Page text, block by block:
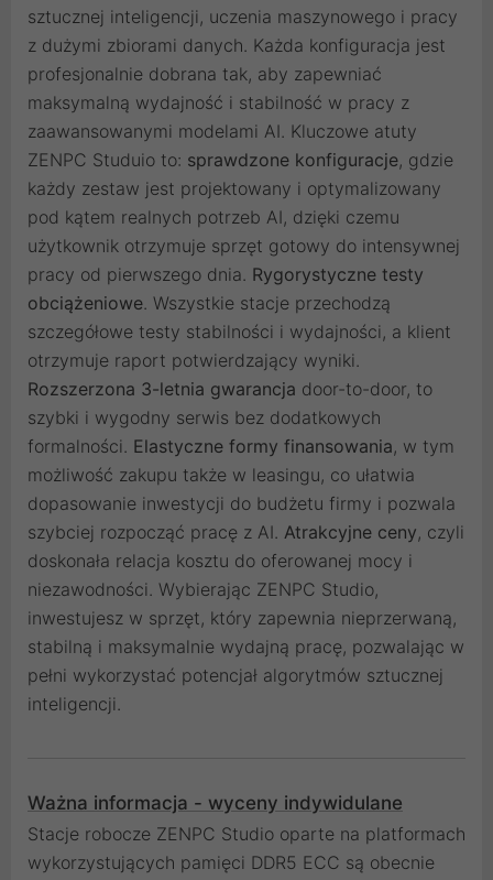
sztucznej inteligencji, uczenia maszynowego i pracy
z dużymi zbiorami danych. Każda konfiguracja jest
profesjonalnie dobrana tak, aby zapewniać
maksymalną wydajność i stabilność w pracy z
zaawansowanymi modelami AI. Kluczowe atuty
ZENPC Studuio to: sprawdzone konfiguracje, gdzie
każdy zestaw jest projektowany i optymalizowany
pod kątem realnych potrzeb AI, dzięki czemu
użytkownik otrzymuje sprzęt gotowy do intensywnej
pracy od pierwszego dnia. Rygorystyczne testy
obciążeniowe. Wszystkie stacje przechodzą
szczegółowe testy stabilności i wydajności, a klient
otrzymuje raport potwierdzający wyniki.
Rozszerzona 3-letnia gwarancja door-to-door, to
szybki i wygodny serwis bez dodatkowych
formalności. Elastyczne formy finansowania, w tym
możliwość zakupu także w leasingu, co ułatwia
dopasowanie inwestycji do budżetu firmy i pozwala
szybciej rozpocząć pracę z AI. Atrakcyjne ceny, czyli
doskonała relacja kosztu do oferowanej mocy i
niezawodności. Wybierając ZENPC Studio,
inwestujesz w sprzęt, który zapewnia nieprzerwaną,
stabilną i maksymalnie wydajną pracę, pozwalając w
pełni wykorzystać potencjał algorytmów sztucznej
inteligencji.
Ważna informacja - wyceny indywidulane
Stacje robocze ZENPC Studio oparte na platformach
wykorzystujących pamięci DDR5 ECC są obecnie